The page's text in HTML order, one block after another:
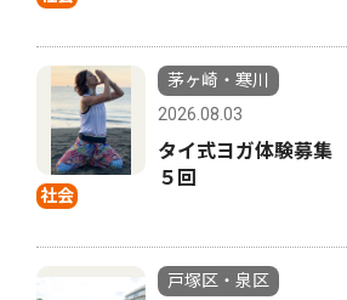
社会
茅ヶ崎・寒川
2026.08.03
タイ式ヨガ体験募
５回
戸塚区・泉区